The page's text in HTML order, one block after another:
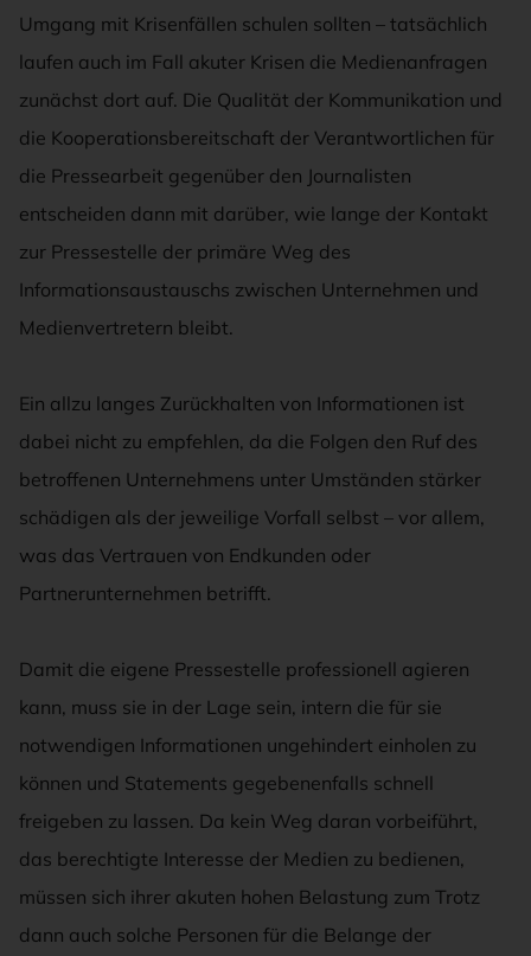
Umgang mit Krisenfällen schulen sollten – tatsächlich
laufen auch im Fall akuter Krisen die Medienanfragen
zunächst dort auf. Die Qualität der Kommunikation und
die Kooperationsbereitschaft der Verantwortlichen für
die Pressearbeit gegenüber den Journalisten
entscheiden dann mit darüber, wie lange der Kontakt
zur Pressestelle der primäre Weg des
Informationsaustauschs zwischen Unternehmen und
Medienvertretern bleibt.
Ein allzu langes Zurückhalten von Informationen ist
dabei nicht zu empfehlen, da die Folgen den Ruf des
betroffenen Unternehmens unter Umständen stärker
schädigen als der jeweilige Vorfall selbst – vor allem,
was das Vertrauen von Endkunden oder
Partnerunternehmen betrifft.
Damit die eigene Pressestelle professionell agieren
kann, muss sie in der Lage sein, intern die für sie
notwendigen Informationen ungehindert einholen zu
können und Statements gegebenenfalls schnell
freigeben zu lassen. Da kein Weg daran vorbeiführt,
das berechtigte Interesse der Medien zu bedienen,
müssen sich ihrer akuten hohen Belastung zum Trotz
dann auch solche Personen für die Belange der